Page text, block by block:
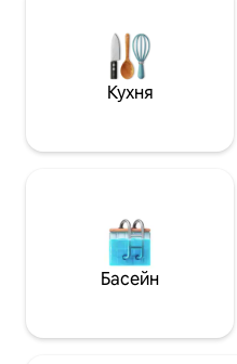
шеф-кухарем. Відпочинок
дослідження – у Carlton ви
найкраще з обох світів.
незабутній відпочинок на
Кухня
Басейн